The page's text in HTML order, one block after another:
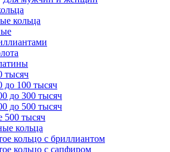
кольца
тысяч
до 100 тысяч
до 300 тысяч
до 500 тысяч
500 тысяч
кольца
кольцо с бриллиантом
кольцо с сапфиром